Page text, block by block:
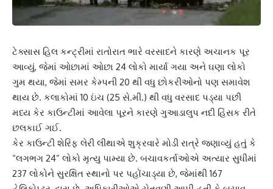
ટેક્સાસ હિલ કન્ટ્રીમાં રાતોરાત ભારે વરસાદને કારણે અચાનક પૂર
આવ્યું, જેમાં ઓછામાં ઓછા 24 લોકો માર્યા ગયા અને ઘણા લોકો
ગુમ થયા, જેમાં સમર કેમ્પની 20 થી વધુ છોકરીઓનો પણ સમાવેશ
થાય છે. કલાકોમાં 10 ઇંચ (25 સે.મી.) થી વધુ વરસાદ પડ્યા પછી
મધ્ય કેર કાઉન્ટીમાં આવેલા પૂરને કારણે ગુઆડાલુપ નદી હિંસક રીતે
છલકાઈ ગઈ.
કેર કાઉન્ટી શેરિફ લેરી લીથાએ શુક્રવારે મોડી રાત્રે જણાવ્યું હતું કે
“લગભગ 24” લોકો મૃત્યુ પામ્યા છે. બચાવકર્તાઓએ અત્યાર સુધીમાં
237 લોકોને સુરક્ષિત સ્થાનો પર પહોંચાડ્યા છે, જેમાંથી 167